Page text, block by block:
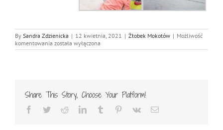
By Sandra Zdzienicka | 12 kwietnia, 2021 | Żłobek Mokotów | Możliwość
komentowania „Metoda Dobrego Startu”
–
została wyłączona
Share This Story, Choose Your Platform!
Facebook
TwitterRedditLinkedInTumblr Pinterest
Vk Email